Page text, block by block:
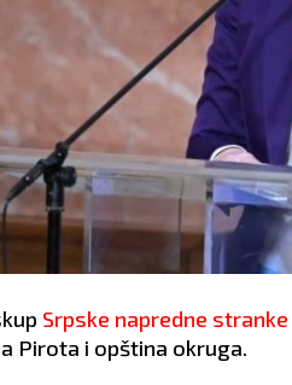
Srpske napredne stranke
Pirota i opština okruga.